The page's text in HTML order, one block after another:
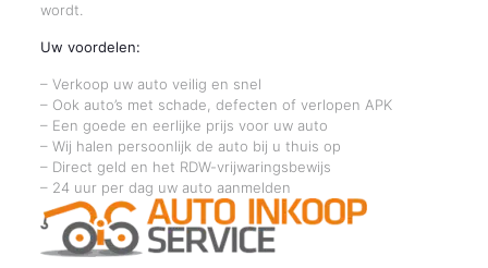
wordt.
Uw voordelen:
– Verkoop uw auto veilig en snel
– Ook auto’s met schade, defecten of verlopen APK
– Een goede en eerlijke prijs voor uw auto
– Wij halen persoonlijk de auto bij u thuis op
– Direct geld en het RDW-vrijwaringsbewijs
– 24 uur per dag uw auto aanmelden